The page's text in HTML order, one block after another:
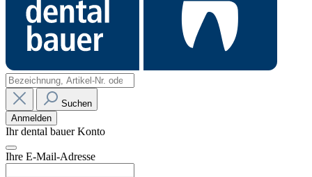
Suchen
Anmelden
Ihr dental bauer Konto
Ihre E-Mail-Adresse